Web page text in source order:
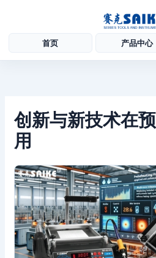
首页 产品中心
创新与新技术在
用